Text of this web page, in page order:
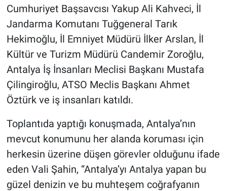
Cumhuriyet Başsavcısı Yakup Ali Kahveci, İl
Jandarma Komutanı Tuğgeneral Tarık
Hekimoğlu, İl Emniyet Müdürü İlker Arslan, İl
Kültür ve Turizm Müdürü Candemir Zoroğlu,
Antalya İş İnsanları Meclisi Başkanı Mustafa
Çilingiroğlu, ATSO Meclis Başkanı Ahmet
Öztürk ve iş insanları katıldı.
Toplantıda yaptığı konuşmada, Antalya’nın
mevcut konumunu her alanda koruması için
herkesin üzerine düşen görevler olduğunu ifade
eden Vali Şahin, “Antalya’yı Antalya yapan bu
güzel denizin ve bu muhteşem coğrafyanın